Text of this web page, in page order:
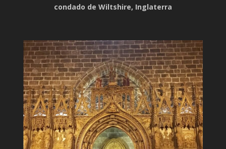
condado de Wiltshire, Inglaterra